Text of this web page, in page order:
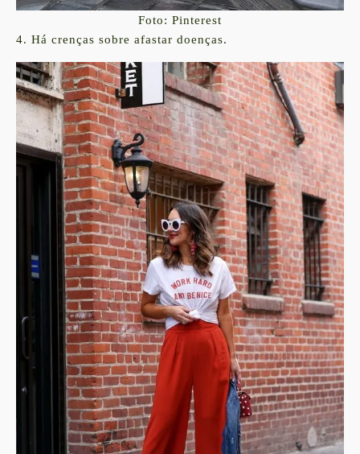
Foto: Pinterest
4. Há crenças sobre afastar doenças.